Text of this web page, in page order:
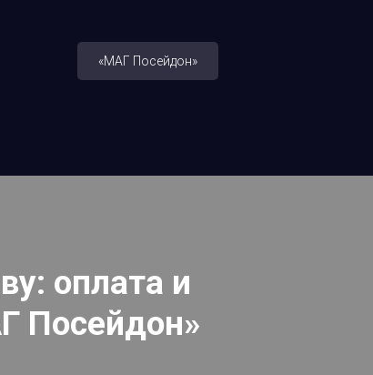
«МАГ Посейдон»
оплата и
Посейдон»